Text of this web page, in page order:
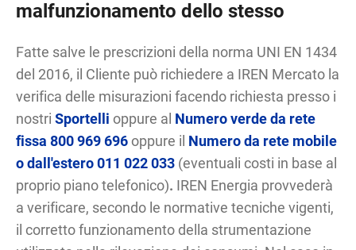
malfunzionamento dello stesso
Fatte salve le prescrizioni della norma UNI EN 1434
del 2016, il Cliente può richiedere a IREN Mercato la
verifica delle misurazioni facendo richiesta presso i
nostriSportelli oppure al Numero verde da rete
fissa 800 969 696oppure il Numero da rete mobile
o dall'estero 011 022 033 (eventuali costi in base al
proprio piano telefonico). IREN Energia provvederà
a verificare, secondo le normative tecniche vigenti,
il corretto funzionamento della strumentazione